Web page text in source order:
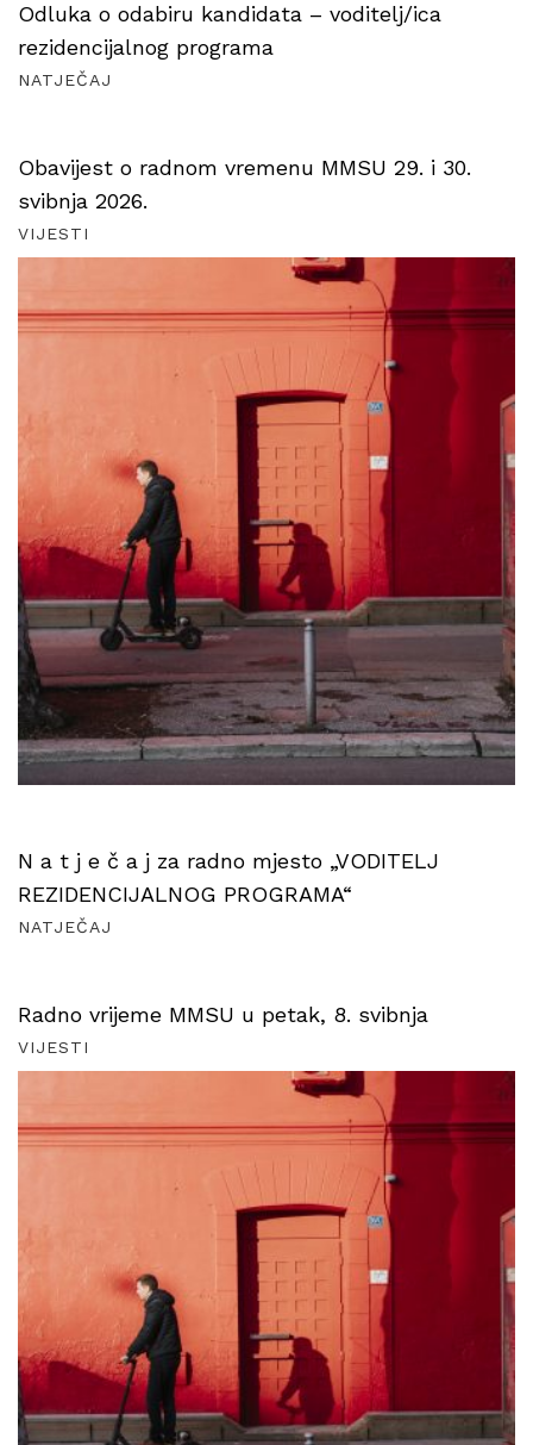
Odluka o odabiru kandidata – voditelj/ica
rezidencijalnog programa
NATJEČAJ
Obavijest o radnom vremenu MMSU 29. i 30.
svibnja 2026.
VIJESTI
N a t j e č a j za radno mjesto „VODITELJ
REZIDENCIJALNOG PROGRAMA“
NATJEČAJ
Radno vrijeme MMSU u petak, 8. svibnja
VIJESTI